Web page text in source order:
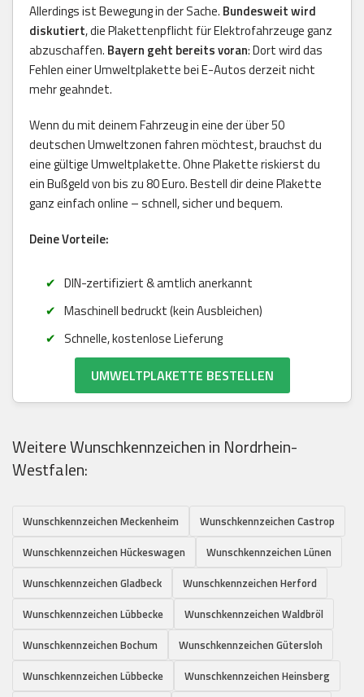
Allerdings ist Bewegung in der Sache. Bundesweit wird
diskutiert, die Plakettenpflicht für Elektrofahrzeuge ganz
abzuschaffen. Bayern geht bereits voran: Dort wird das
Fehlen einer Umweltplakette bei E-Autos derzeit nicht
mehr geahndet.
Wenn du mit deinem Fahrzeug in eine der über 50
deutschen Umweltzonen fahren möchtest, brauchst du
eine gültige Umweltplakette. Ohne Plakette riskierst du
ein Bußgeld von bis zu 80 Euro. Bestell dir deine Plakette
ganz einfach online – schnell, sicher und bequem.
Deine Vorteile:
DIN-zertifiziert & amtlich anerkannt
Maschinell bedruckt (kein Ausbleichen)
Schnelle, kostenlose Lieferung
UMWELTPLAKETTE BESTELLEN
Weitere Wunschkennzeichen in Nordrhein-
Westfalen:
Wunschkennzeichen Meckenheim
Wunschkennzeichen Castrop
Wunschkennzeichen Hückeswagen
Wunschkennzeichen Lünen
Wunschkennzeichen Gladbeck
Wunschkennzeichen Herford
Wunschkennzeichen Lübbecke
Wunschkennzeichen Waldbröl
Wunschkennzeichen Bochum
Wunschkennzeichen Gütersloh
Wunschkennzeichen Lübbecke
Wunschkennzeichen Heinsberg